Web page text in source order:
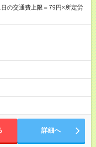
の交通費上限＝79円×所定労
詳細へ